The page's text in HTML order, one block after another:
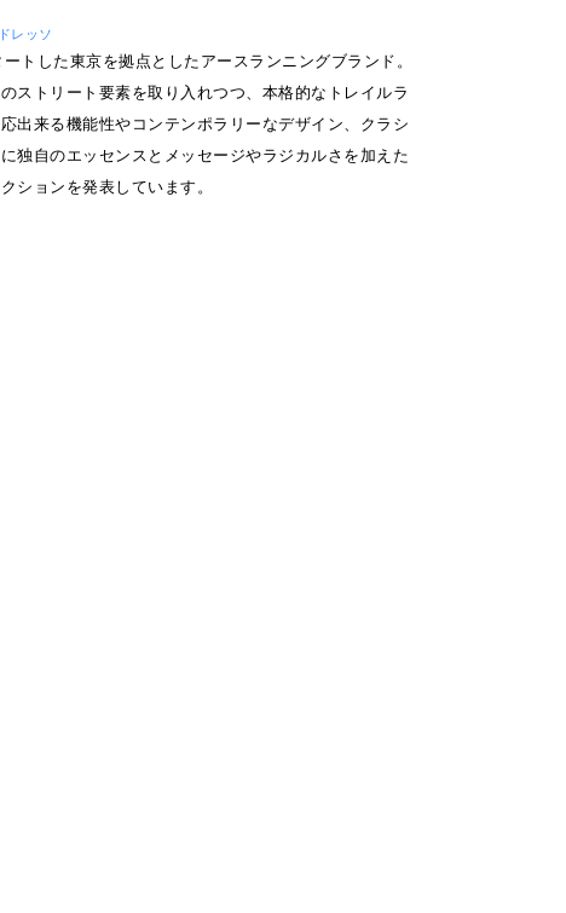
レッソ
トした東京を拠点としたアースランニングブランド。
ストリート要素を取り入れつつ、本格的なトレイルラ
出来る機能性やコンテンポラリーなデザイン、クラシ
独自のエッセンスとメッセージやラジカルさを加えた
ションを発表しています。